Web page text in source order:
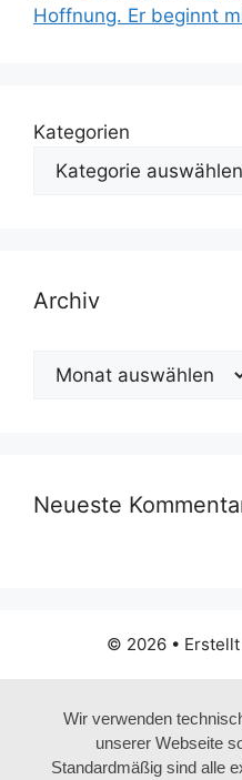
Hoffnung. Er beginnt
Kategorien
Archiv
Archiv
Neueste
© 2026 •
Wir verwenden
unserer Webseite
Standardmäßig sind alle